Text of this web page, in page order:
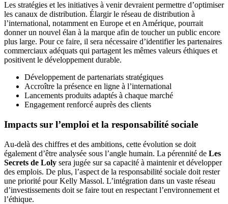
Les stratégies et les initiatives à venir devraient permettre d’optimiser
les canaux de distribution. Élargir le réseau de distribution à
l’international, notamment en Europe et en Amérique, pourrait
donner un nouvel élan à la marque afin de toucher un public encore
plus large. Pour ce faire, il sera nécessaire d’identifier les partenaires
commerciaux adéquats qui partagent les mêmes valeurs éthiques et
positivent le développement durable.
Développement de partenariats stratégiques
Accroître la présence en ligne à l’international
Lancements produits adaptés à chaque marché
Engagement renforcé auprès des clients
Impacts sur l’emploi et la responsabilité sociale
Au-delà des chiffres et des ambitions, cette évolution se doit
également d’être analysée sous l’angle humain. La pérennité de Les
Secrets de Loly sera jugée sur sa capacité à maintenir et développer
des emplois. De plus, l’aspect de la responsabilité sociale doit rester
une priorité pour Kelly Massol. L’intégration dans un vaste réseau
d’investissements doit se faire tout en respectant l’environnement et
l’éthique.